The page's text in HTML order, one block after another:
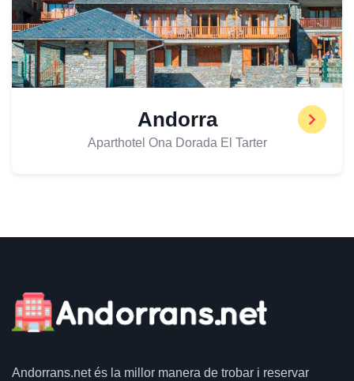
Andorra
Aparthotel Ona Dorada El Tarter
Andorrans.netés la millor manera de trobar i reservar